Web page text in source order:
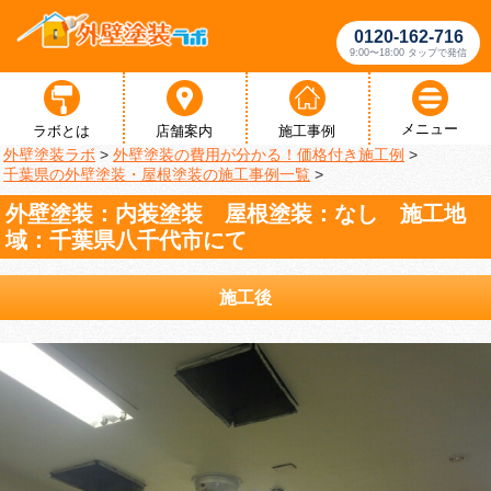
0120-162-716
9:00〜18:00 タップで発信
ラボとは 店舗案内 施工事例 メニュー
外壁塗装ラボ > 外壁塗装の費用が分かる！価格付き施工例 >
千葉県の外壁塗装・屋根塗装の施工事例一覧 >
外壁塗装：内装塗装 屋根塗装：なし 施工地
域：千葉県八千代市にて
施工後